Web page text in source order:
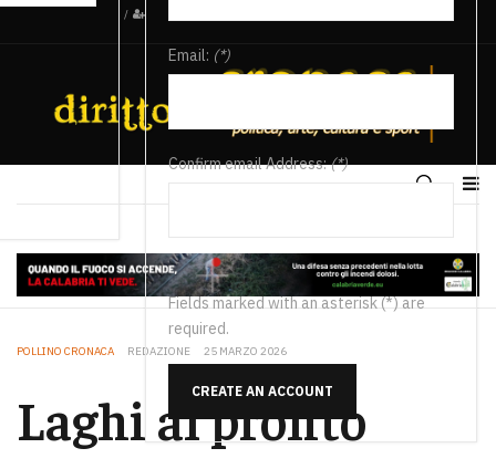
/
Email: (*)
Confirm email Address:(*)
Fields marked with an asterisk (*) are
required.
CREATE AN ACCOUNT
POLLINO CRONACA REDAZIONE 25 MARZO 2026
Laghi al pronto